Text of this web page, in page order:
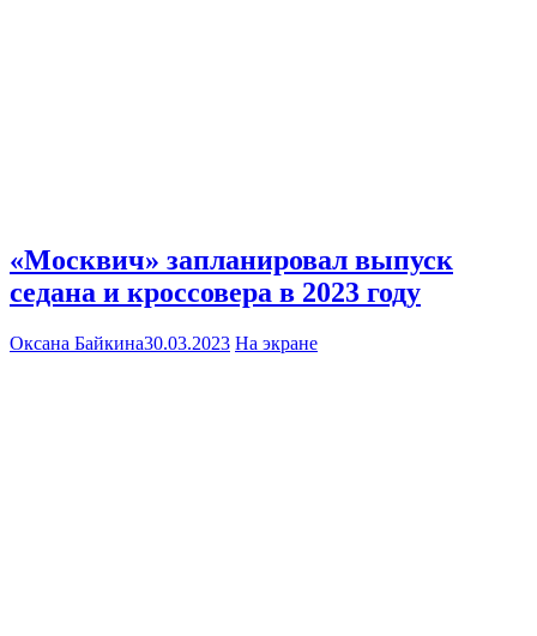
«Москвич» запланировал выпуск
седана и кроссовера в 2023 году
Оксана Байкина30.03.2023 На экране